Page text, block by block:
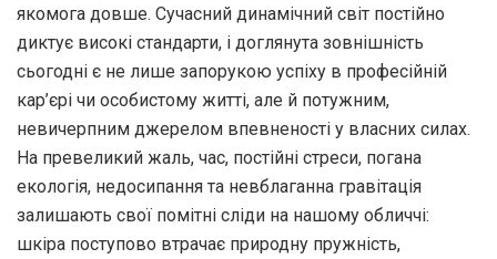
якомога довше. Сучасний динамічний світ постійно
диктує високі стандарти, і доглянута зовнішність
сьогодні є не лише запорукою успіху в професійній
кар’єрі чи особистому житті, але й потужним,
невичерпним джерелом впевненості у власних силах.
На превеликий жаль, час, постійні стреси, погана
екологія, недосипання та невблаганна гравітація
залишають свої помітні сліди на нашому обличчі:
шкіра поступово втрачає природну пружність,